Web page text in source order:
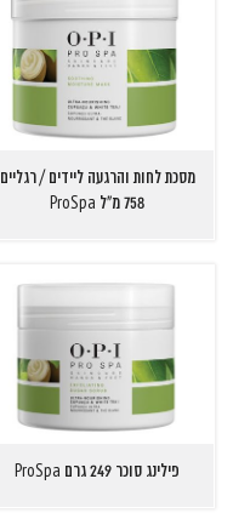
מסכת לחות והרגעה ליידים / רגליים
758 מ"ל ProSpa
פילינג סוכר 249 גרם ProSpa